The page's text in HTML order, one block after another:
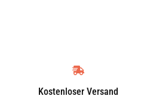
Kostenloser Versand